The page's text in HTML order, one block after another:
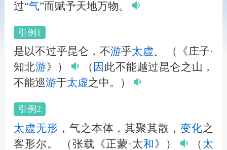
过“气”而赋予天地万物。
引例1
是以不过乎昆仑，不游乎太虚。
（《庄子·
知北游》） （ 因 此不能越过昆仑之山，
不能巡游于太虚之中。）
引例2
太虚无形 ，气之本体，其聚其散，变化之
客形尔。
（张载《正蒙·太和》） （ 太